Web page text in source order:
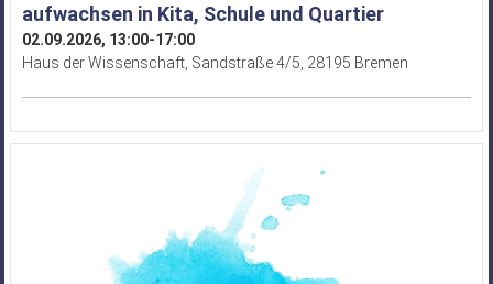
aufwachsen in Kita, Schule und Quartier
02.09.2026, 13:00-17:00
Haus der Wissenschaft, Sandstraße 4/5, 28195 Bremen